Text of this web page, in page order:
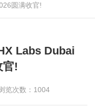
圆满收官!
Labs Dubai
官!
览次数：1004